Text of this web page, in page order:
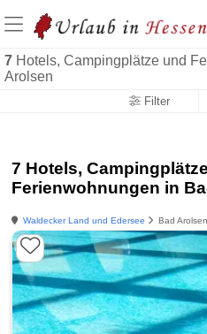
7 Hotels, Campingplätze und
Arolsen
Filter
7 Hotels,
Ferienwohnungen in
Waldecker Land und Edersee Bad Arolsen